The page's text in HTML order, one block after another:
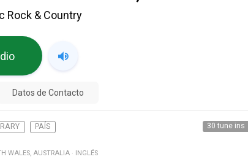
Rock & Country
Datos de Contacto
PAÍS 30 tune ins
WALES, AUSTRALIA · INGLÉS